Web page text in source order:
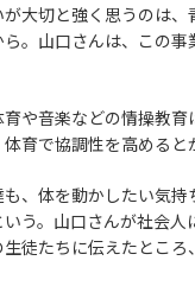
大切と強く思うのは
。山口さんは、この
や音楽などの情操教育
育で協調性を高める
、体を動かしたい気
う。山口さんが社会
徒たちに伝えたとこ